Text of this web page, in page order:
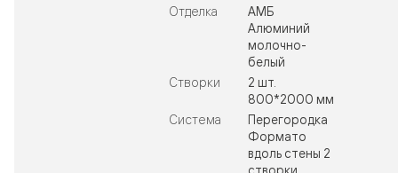
Отделка
АМБ
Алюминий
молочно-
белый
Створки
2 шт.
800*2000 мм
Система
Перегородка
Формато
вдоль стены 2
створки